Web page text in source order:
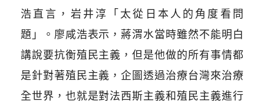
浩直言，岩井淳「太從日本人的角度看問
題」。廖咸浩表示，蔣渭水當時雖然不能明白
講說要抗衡殖民主義，但是他做的所有事情都
是針對著殖民主義，企圖透過治療台灣來治療
全世界，也就是對法西斯主義和殖民主義進行